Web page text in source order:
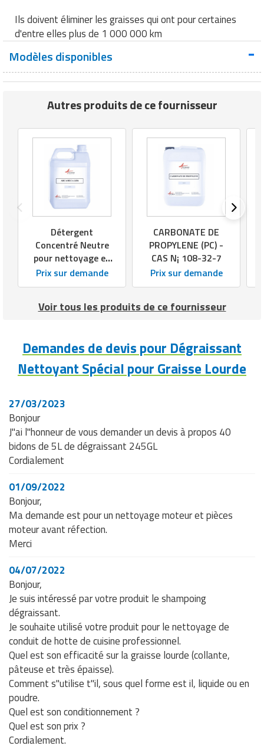
Ils doivent éliminer les graisses qui ont pour certaines
d'entre elles plus de 1 000 000 km
Modèles disponibles
Autres produits de ce fournisseur
Détergent
Concentré Neutre
pour nettoyage en
immersion et bac
ultrasons
Prix sur demande
CARBONATE DE
PROPYLENE (PC) -
CAS N¡ 108-32-7
Prix sur demande
Voir tous les produits de ce fournisseur
Demandes de devis pour Dégraissant
Nettoyant Spécial pour Graisse Lourde
27/03/2023
Bonjour
J"ai l"honneur de vous demander un devis à propos 40
bidons de 5L de dégraissant 245GL
Cordialement
01/09/2022
Bonjour,
Ma demande est pour un nettoyage moteur et pièces
moteur avant réfection.
Merci
04/07/2022
Bonjour,
Je suis intéressé par votre produit le shampoing
dégraissant.
Je souhaite utilisé votre produit pour le nettoyage de
conduit de hotte de cuisine professionnel.
Quel est son efficacité sur la graisse lourde (collante,
pâteuse et très épaisse).
Comment s"utilise t"il, sous quel forme est il, liquide ou en
poudre.
Quel est son conditionnement ?
Quel est son prix ?
Cordialement.